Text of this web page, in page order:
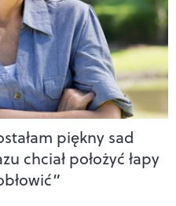
piękny sad
chciał położyć łapy